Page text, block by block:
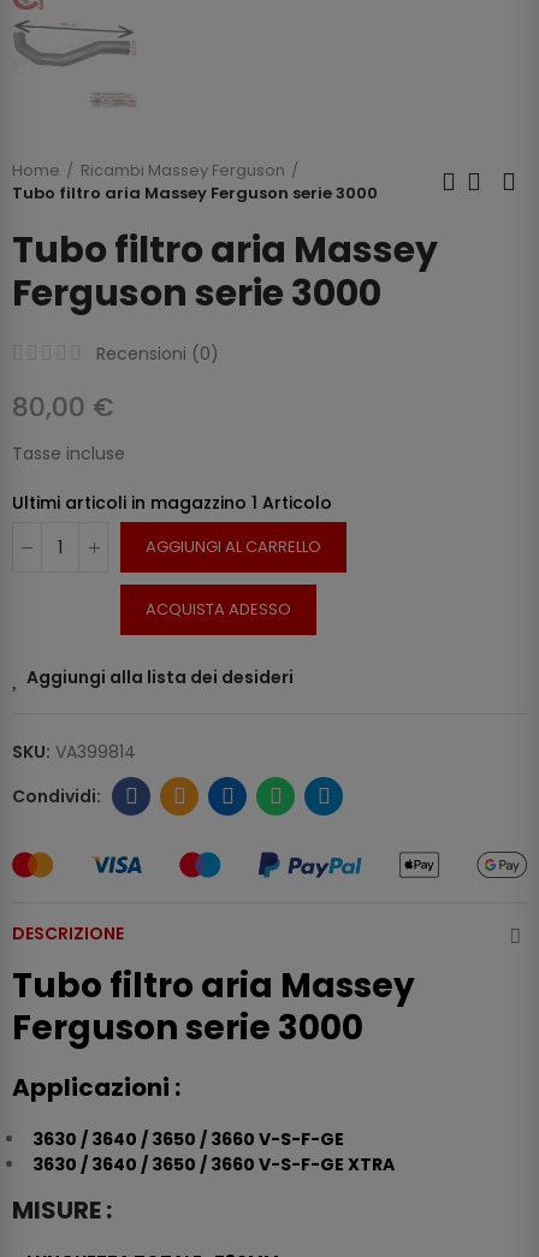
Home
Ricambi Massey Ferguson
Tubo filtro aria Massey Ferguson serie 3000
Tubo filtro aria Massey
Ferguson serie 3000
Recensioni (0)
80,00 €
Tasse incluse
Ultimi articoli in magazzino 1 Articolo
AGGIUNGI AL CARRELLO
ACQUISTA ADESSO
Aggiungi alla lista dei desideri
SKU: VA399814
DESCRIZIONE
Tubo filtro aria Massey
Ferguson serie 3000
Applicazioni :
3630 / 3640 / 3650 / 3660 V-S-F-GE
3630 / 3640 / 3650 / 3660 V-S-F-GE XTRA
MISURE :